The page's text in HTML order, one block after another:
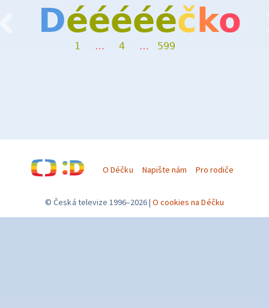
Dé
1
é
…
é
4
é
…
é
599
č ko
O Déčku Napište nám Pro rodiče
© Česká televize 1996–2026 O cookies na Déčku